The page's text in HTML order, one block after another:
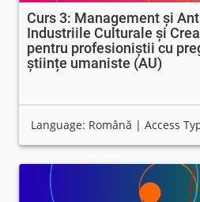
Curs 3: Management și
Industriile Culturale și
pentru profesioniștii cu
științe umaniste (AU)
Language: Română | Access